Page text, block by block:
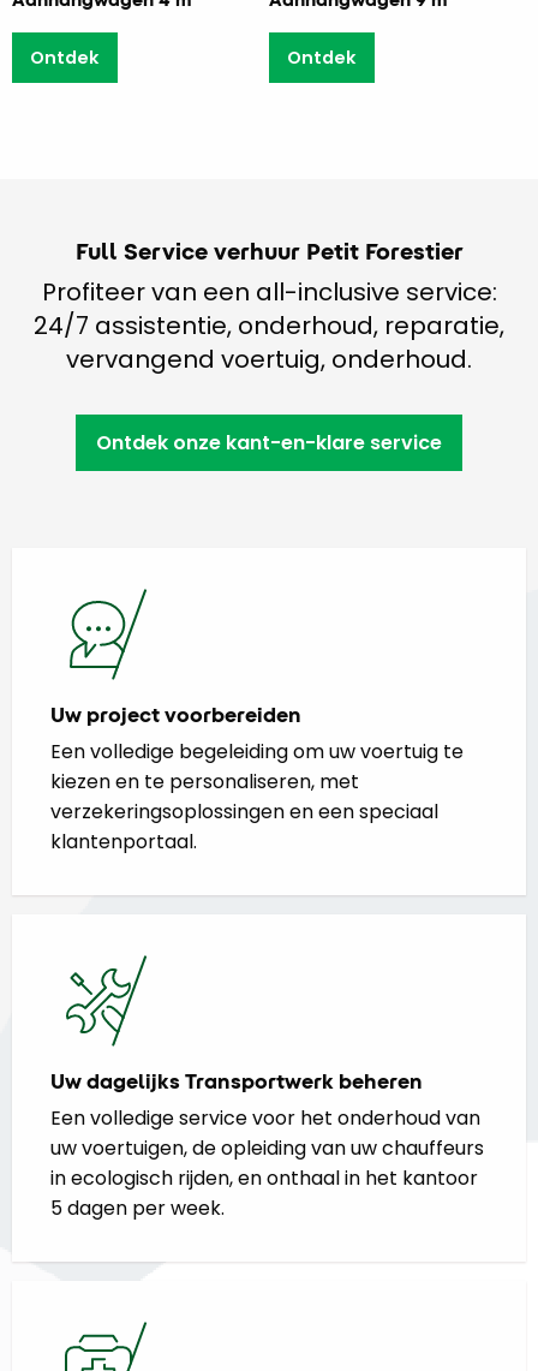
Ontdek Ontdek
Full Service verhuur Petit Forestier
Profiteer van een all-inclusive service:
24/7 assistentie, onderhoud, reparatie,
vervangend voertuig, onderhoud.
Ontdek onze kant-en-klare service
Uw project voorbereiden
Een volledige begeleiding om uw voertuig te
kiezen en te personaliseren, met
verzekeringsoplossingen en een speciaal
klantenportaal.
Uw dagelijks Transportwerk beheren
Een volledige service voor het onderhoud van
uw voertuigen, de opleiding van uw chauffeurs
in ecologisch rijden, en onthaal in het kantoor
5 dagen per week.